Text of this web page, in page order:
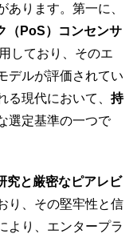
あります。第一に、
（PoS）コンセンサ
しており、そのエ
デルが評価されてい
る現代において、 持
選定基準の一つで
究と厳密なピアレビ
り、その堅牢性と信
より、エンタープラ